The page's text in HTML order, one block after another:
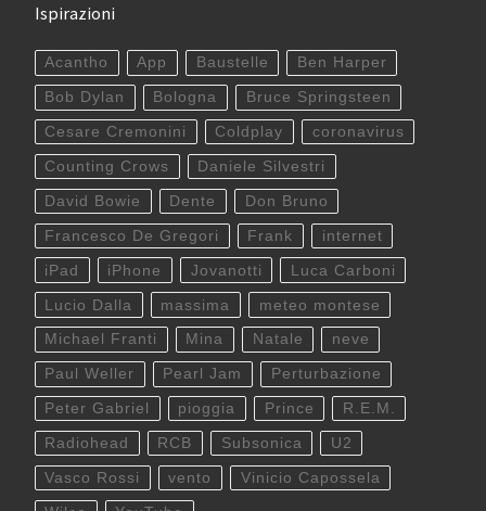
Ispirazioni
Acantho App Baustelle Ben Harper
Bob Dylan Bologna Bruce Springsteen
Cesare Cremonini Coldplay coronavirus
Counting Crows Daniele Silvestri
David Bowie Dente Don Bruno
Francesco De Gregori Frank internet
iPad iPhone Jovanotti Luca Carboni
Lucio Dalla massima meteo montese
Michael Franti Mina Natale neve
Paul Weller Pearl Jam Perturbazione
Peter Gabriel pioggia Prince R.E.M.
Radiohead RCB Subsonica U2
Vasco Rossi vento Vinicio Capossela